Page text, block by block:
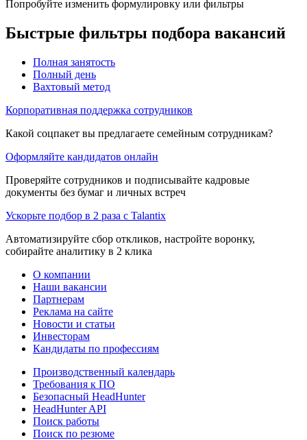
Попробуйте изменить формулировку или фильтры
Быстрые фильтры подбора вакансий
Полная занятость
Полный день
Вахтовый метод
Корпоративная поддержка сотрудников
Какой соцпакет вы предлагаете семейным сотрудникам?
Оформляйте кандидатов онлайн
Проверяйте сотрудников и подписывайте кадровые
документы без бумаг и личных встреч
Ускорьте подбор в 2 раза с Talantix
Автоматизируйте сбор откликов, настройте воронку,
собирайте аналитику в 2 клика
О компании
Наши вакансии
Партнерам
Реклама на сайте
Новости и статьи
Инвесторам
Кандидаты по профессиям
Производственный календарь
Требования к ПО
Безопасный HeadHunter
HeadHunter API
Поиск работы
Поиск по резюме